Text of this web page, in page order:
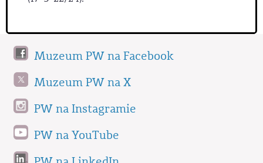
Muzeum PW na Facebook
Muzeum PW na X
PW na Instagramie
PW na YouTube